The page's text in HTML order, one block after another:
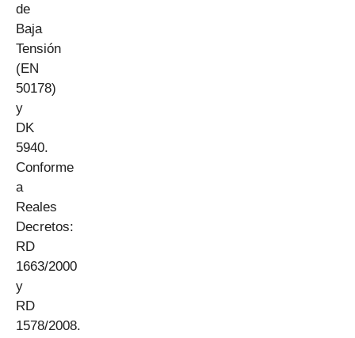
de
Baja
Tensión
(EN
50178)
y
DK
5940.
Conforme
a
Reales
Decretos:
RD
1663/2000
y
RD
1578/2008.